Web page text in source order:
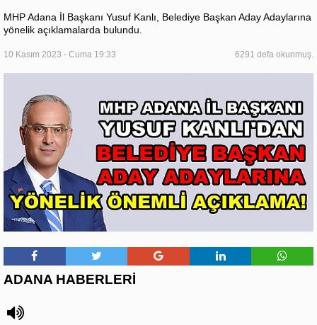
MHP Adana İl Başkanı Yusuf Kanlı, Belediye Başkan Aday Adaylarına
yönelik açıklamalarda bulundu.
10 Kasım 2023 - Cuma 19:33 6291 defa okunmuş.
ADANA HABERLERİ